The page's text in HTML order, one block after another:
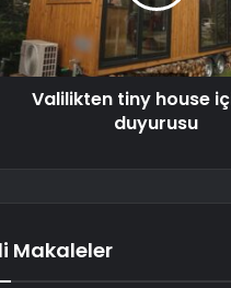
Valilikten tiny house
duyurusu
Makaleler